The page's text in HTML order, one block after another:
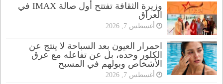
وزيرة الثقافة تفتتح أول صالة IMAX في
العراق
أغسطس 7, 2026
احمرار العيون بعد السباحة لا ينتج عن
الكلور وحده، بل عن تفاعله مع عرق
الأشخاص وبولهم في المسبح
أغسطس 7, 2026